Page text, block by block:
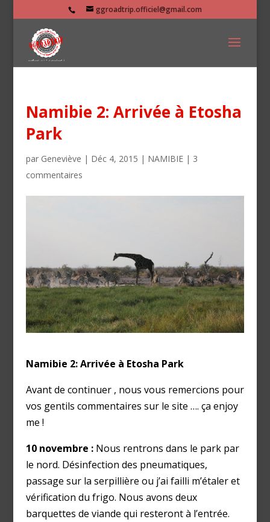
ggroadtrip.officiel@gmail.com
Namibie 2: Arrivée à Etosha
Park
par Geneviève | Déc 4, 2015 | NAMIBIE| 3
commentaires
Namibie 2: Arrivée à Etosha Park
Avant de continuer , nous vous remercions pour
vos gentils commentaires sur le site …. ça enjoy
me !
10 novembre :Nous rentrons dans le park par
le nord. Désinfection des pneumatiques,
passage sur la serpillière ou j’ai failli m’étaler et
vérification du frigo. Nous avons deux
barquettes de viande qui resteront à l’entrée.